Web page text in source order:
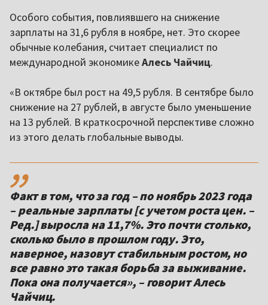
Особого события, повлиявшего на снижение
зарплаты на 31,6 рубля в ноябре, нет. Это скорее
обычные колебания, считает специалист по
международной экономикеАлесь Чайчиц.
«В октябре был рост на 49,5 рубля. В сентябре было
снижение на 27 рублей, в августе было уменьшение
на 13 рублей. В краткосрочной перспективе сложно
из этого делать глобальные выводы.
,,
Факт в том, что за год – по ноябрь 2023 года
– реальные зарплаты [с учетом роста цен. –
Ред.] выросла на 11,7%. Это почти столько,
сколько было в прошлом году. Это,
наверное, назовут стабильным ростом, но
все равно это такая борьба за выживание.
Пока она получается», – говорит Алесь
Чайчиц.